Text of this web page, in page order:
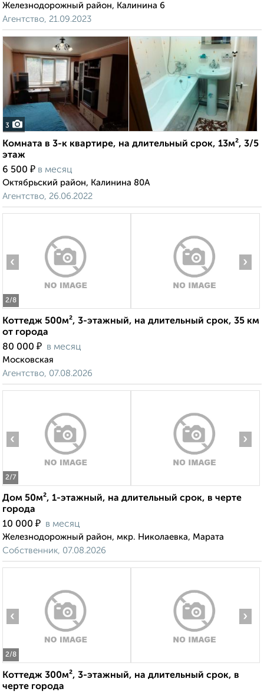
Железнодорожный район, Калинина 6
Агентство, 21.09.2023
3
Комната в 3-к квартире, на длительный срок, 13м², 3/5
этаж
6 500 ₽ в месяц
Октябрьский район, Калинина 80А
Агентство, 26.06.2022
2/8
‹ ›
Коттедж 500м², 3-этажный, на длительный срок, 35 км
от города
80 000 ₽ в месяц
Московская
Агентство, 07.08.2026
2/7
‹ ›
Дом 50м², 1-этажный, на длительный срок, в черте
города
10 000 ₽ в месяц
Железнодорожный район, мкр. Николаевка, Марата
Собственник, 07.08.2026
2/8
‹ ›
Коттедж 300м², 3-этажный, на длительный срок, в
черте города